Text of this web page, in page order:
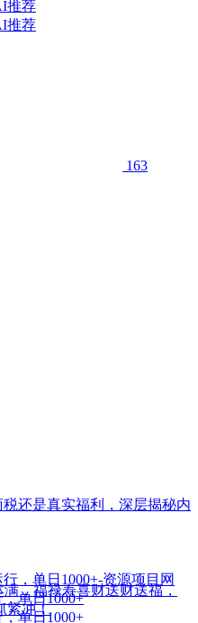
推荐
推荐
163
还是真实福利，深层揭秘内
，福禄寿喜财送财送福，
紧冲！
单日1000+
单日1000+